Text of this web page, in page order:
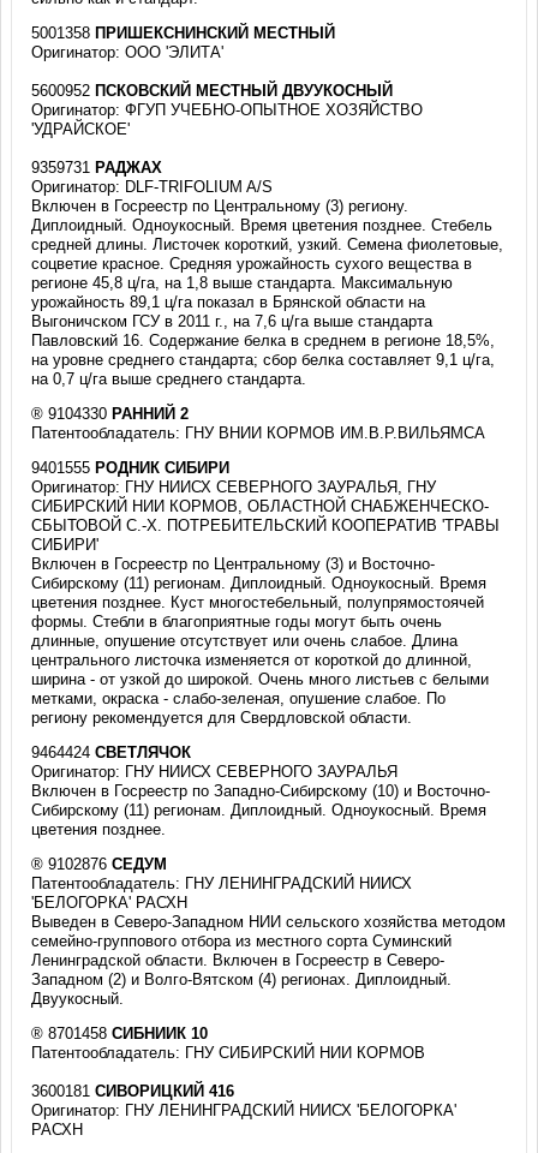
5001358 ПРИШЕКСНИНСКИЙ МЕСТНЫЙ
Оригинатор: ООО 'ЭЛИТА'
5600952 ПСКОВСКИЙ МЕСТНЫЙ ДВУУКОСНЫЙ
Оригинатор: ФГУП УЧЕБНО-ОПЫТНОЕ ХОЗЯЙСТВО
'УДРАЙСКОЕ'
9359731 РАДЖАХ
Оригинатор: DLF-TRIFOLIUM A/S
Включен в Госреестр по Центральному (3) региону.
Диплоидный. Одноукосный. Время цветения позднее. Стебель
средней длины. Листочек короткий, узкий. Семена фиолетовые,
соцветие красное. Средняя урожайность сухого вещества в
регионе 45,8 ц/га, на 1,8 выше стандарта. Максимальную
урожайность 89,1 ц/га показал в Брянской области на
Выгоничском ГСУ в 2011 г., на 7,6 ц/га выше стандарта
Павловский 16. Содержание белка в среднем в регионе 18,5%,
на уровне среднего стандарта; сбор белка составляет 9,1 ц/га,
на 0,7 ц/га выше среднего стандарта.
® 9104330 РАННИЙ 2
Патентообладатель: ГНУ ВНИИ КОРМОВ ИМ.В.Р.ВИЛЬЯМСА
9401555 РОДНИК СИБИРИ
Оригинатор: ГНУ НИИСХ СЕВЕРНОГО ЗАУРАЛЬЯ, ГНУ
СИБИРСКИЙ НИИ КОРМОВ, ОБЛАСТНОЙ СНАБЖЕНЧЕСКО-
СБЫТОВОЙ С.-Х. ПОТРЕБИТЕЛЬСКИЙ КООПЕРАТИВ 'ТРАВЫ
СИБИРИ'
Включен в Госреестр по Центральному (3) и Восточно-
Сибирскому (11) регионам. Диплоидный. Одноукосный. Время
цветения позднее. Куст многостебельный, полупрямостоячей
формы. Стебли в благоприятные годы могут быть очень
длинные, опушение отсутствует или очень слабое. Длина
центрального листочка изменяется от короткой до длинной,
ширина - от узкой до широкой. Очень много листьев с белыми
метками, окраска - слабо-зеленая, опушение слабое. По
региону рекомендуется для Свердловской области.
9464424СВЕТЛЯЧОК
Оригинатор: ГНУ НИИСХ СЕВЕРНОГО ЗАУРАЛЬЯ
Включен в Госреестр по Западно-Сибирскому (10) и Восточно-
Сибирскому (11) регионам. Диплоидный. Одноукосный. Время
цветения позднее.
® 9102876СЕДУМ
Патентообладатель: ГНУ ЛЕНИНГРАДСКИЙ НИИСХ
'БЕЛОГОРКА' РАСХН
Выведен в Северо-Западном НИИ сельского хозяйства методом
семейно-группового отбора из местного сорта Суминский
Ленинградской области. Включен в Госреестр в Северо-
Западном (2) и Волго-Вятском (4) регионах. Диплоидный.
Двуукосный.
® 8701458СИБНИИК 10
Патентообладатель: ГНУ СИБИРСКИЙ НИИ КОРМОВ
3600181СИВОРИЦКИЙ 416
Оригинатор: ГНУ ЛЕНИНГРАДСКИЙ НИИСХ 'БЕЛОГОРКА'
РАСХН